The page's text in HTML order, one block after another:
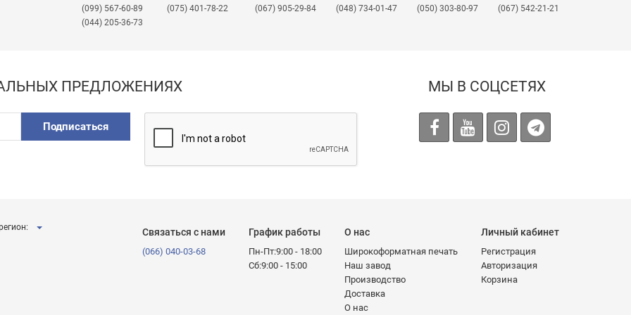
клиентами, обеспечивая высокий уровень обслуживания и индивидуальный
в Украине
- выбирайте «Промдизайн». Это сочетание европейского качества,
(099) 567-60-89
(044) 205-36-73
(075) 401-78-22
(067) 905-29-84
(048) 734-01-47
(050) 303-80-97
(067) 542-21-21
ПРЕДЛОЖЕНИЯХ
Подписаться
МЫ В СОЦСЕТЯХ
Связаться с нами
(066) 040-03-68
График работы
Пн-Пт:9:00 - 18:00
Сб:9:00 - 15:00
О нас
Широкоформатная печать
Наш завод
Производство
Доставка
О нас
Личный кабинет
Регистрация
Авторизация
Корзина